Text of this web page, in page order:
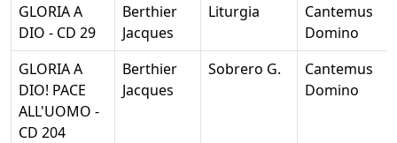
GLORIA A
DIO - CD 29
Berthier
Jacques
Liturgia
Cantemus
Domino
GLORIA A
DIO! PACE
ALL'UOMO -
CD 204
Berthier
Jacques
Sobrero G.
Cantemus
Domino